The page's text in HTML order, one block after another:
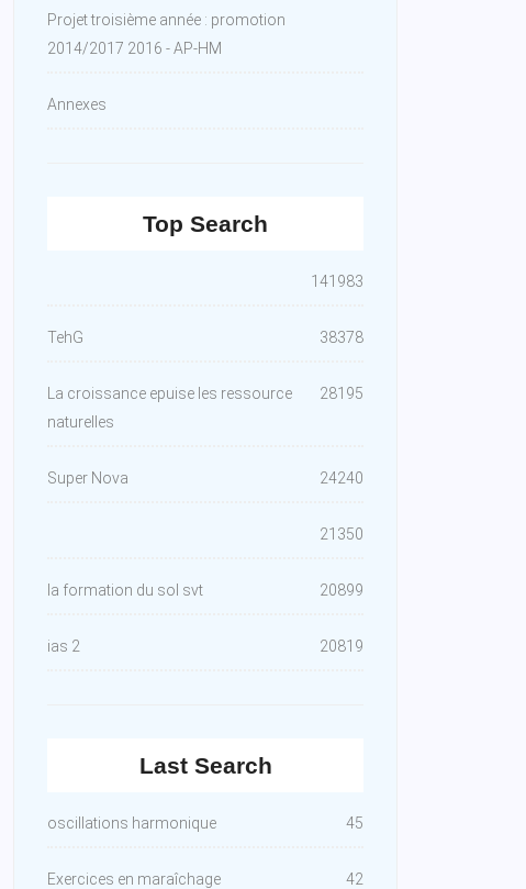
Projet troisième année : promotion
2014/2017 2016 - AP-HM
Annexes
Top Search
141983
TehG 38378
La croissance epuise les ressource
naturelles
28195
Super Nova 24240
21350
la formation du sol svt 20899
ias 2 20819
Last Search
oscillations harmonique 45
Exercices en maraîchage 42